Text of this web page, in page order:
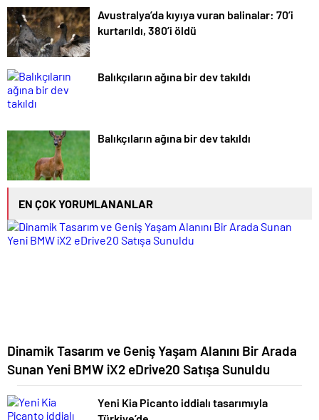
Avustralya’da kıyıya vuran balinalar: 70’i
kurtarıldı, 380’i öldü
Balıkçıların ağına bir dev takıldı
Balıkçıların ağına bir dev takıldı
EN ÇOK YORUMLANANLAR
Dinamik Tasarım ve Geniş Yaşam Alanını Bir Arada
Sunan Yeni BMW iX2 eDrive20 Satışa Sunuldu
Yeni Kia Picanto iddialı tasarımıyla